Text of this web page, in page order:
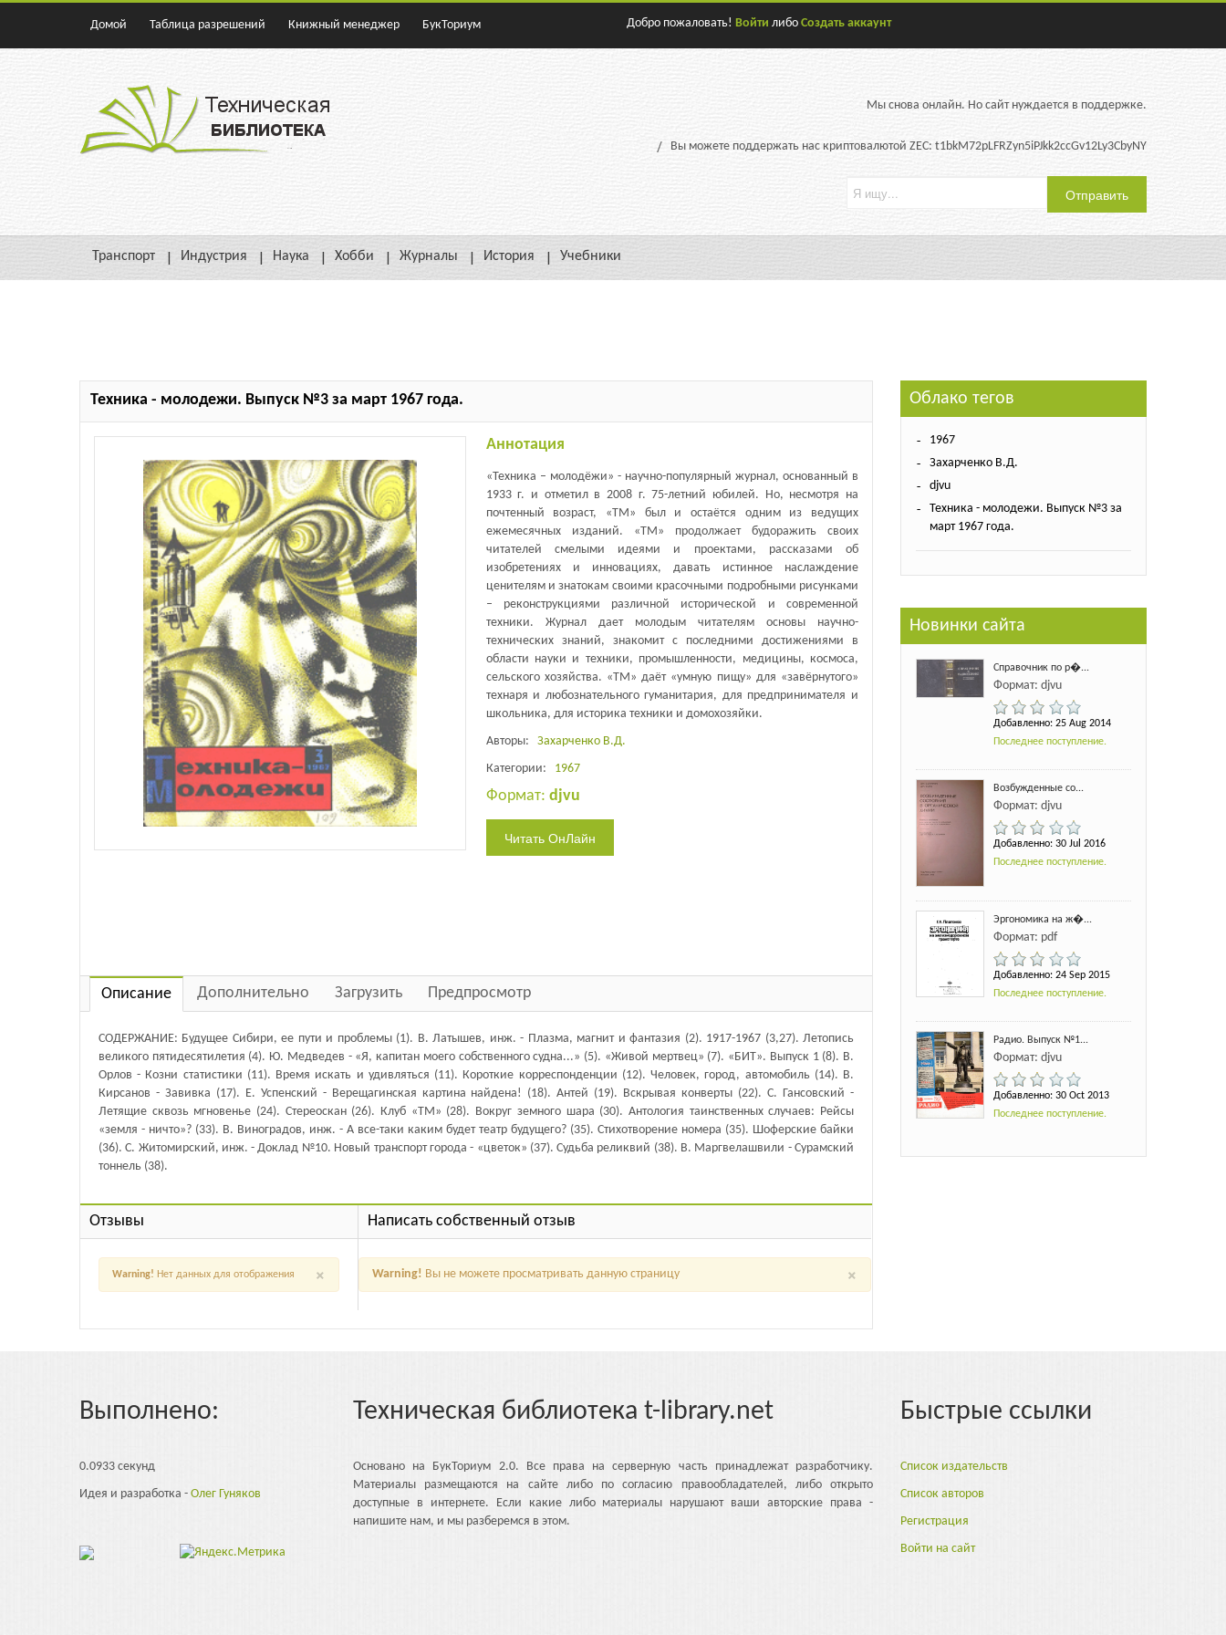
Домой Таблица разрешений Книжный менеджер БукТориум Добро пожаловать! Войти либо Создать аккаунт
Мы снова онлайн. Но сайт нуждается в поддержке.
Вы можете поддержать нас криптовалютой ZEC: t1bkM72pLFRZyn5iPJkk2ccGv12Ly3CbyNY
Транспорт Индустрия Наука Хобби Журналы История Учебники
Техника - молодежи. Выпуск №3 за март 1967 года.
Аннотация
«Техника – молодёжи» - научно-популярный журнал, основанный в
1933 г. и отметил в 2008 г. 75-летний юбилей. Но, несмотря на
почтенный возраст, «ТМ» был и остаётся одним из ведущих
ежемесячных изданий. «ТМ» продолжает будоражить своих
читателей смелыми идеями и проектами, рассказами об
изобретениях и инновациях, давать истинное наслаждение
ценителям и знатокам своими красочными подробными рисунками
– реконструкциями различной исторической и современной
техники. Журнал дает молодым читателям основы научно-
технических знаний, знакомит с последними достижениями в
области науки и техники, промышленности, медицины, космоса,
сельского хозяйства. «ТМ» даёт «умную пищу» для «завёрнутого»
технаря и любознательного гуманитария, для предпринимателя и
школьника, для историка техники и домохозяйки.
Авторы: Захарченко В.Д.
Категории: 1967
Формат: djvu
Описание Дополнительно Загрузить Предпросмотр
СОДЕРЖАНИЕ: Будущее Сибири, ее пути и проблемы (1). В. Латышев, инж. - Плазма, магнит и фантазия (2). 1917-1967 (3,27). Летопись
великого пятидесятилетия (4). Ю. Медведев - «Я, капитан моего собственного судна...» (5). «Живой мертвец» (7). «БИТ». Выпуск 1 (8). В.
Орлов - Козни статистики (11). Время искать и удивляться (11). Короткие корреспонденции (12). Человек, город, автомобиль (14). В.
Кирсанов - Завивка (17). Е. Успенский - Верещагинская картина найдена! (18). Антей (19). Вскрывая конверты (22). С. Гансовский -
Летящие сквозь мгновенье (24). Стереоскан (26). Клуб «ТМ» (28). Вокруг земного шара (30). Антология таинственных случаев: Рейсы
«земля - ничто»? (33). В. Виноградов, инж. - А все-таки каким будет театр будущего? (35). Стихотворение номера (35). Шоферские байки
(36). С. Житомирский, инж. - Доклад №10. Новый транспорт города - «цветок» (37). Судьба реликвий (38). В. Маргвелашвили - Сурамский
тоннель (38).
Отзывы
×
Warning! Нет данных для отображения
Написать собственный отзыв
×
Warning! Вы не можете просматривать данную страницу
Облако тегов
1967
Захарченко В.Д.
djvu
Техника - молодежи. Выпуск №3 за
март 1967 года.
Новинки сайта
Справочник по р�...
Формат: djvu
Добавленно: 25 Aug 2014
Последнее поступление.
Возбужденные со...
Формат: djvu
Добавленно: 30 Jul 2016
Последнее поступление.
Эргономика на ж�...
Формат: pdf
Добавленно: 24 Sep 2015
Последнее поступление.
Радио. Выпуск №1...
Формат: djvu
Добавленно: 30 Oct 2013
Последнее поступление.
Выполнено:
0.0933 секунд
Идея и разработка - Олег Гуняков
Техническая библиотека t-library.net
Основано на БукТориум 2.0. Все права на серверную часть принадлежат разработчику.
Материалы размещаются на сайте либо по согласию правообладателей, либо открыто
доступные в интернете. Если какие либо материалы нарушают ваши авторские права -
напишите нам, и мы разберемся в этом.
Быстрые ссылки
Список издательств
Список авторов
Регистрация
Войти на сайт